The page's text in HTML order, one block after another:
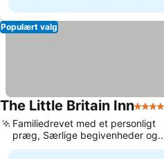
Populært valg
The Little Britain Inn4
Familiedrevet med et personligt
præg, Særlige begivenheder og
julemarked